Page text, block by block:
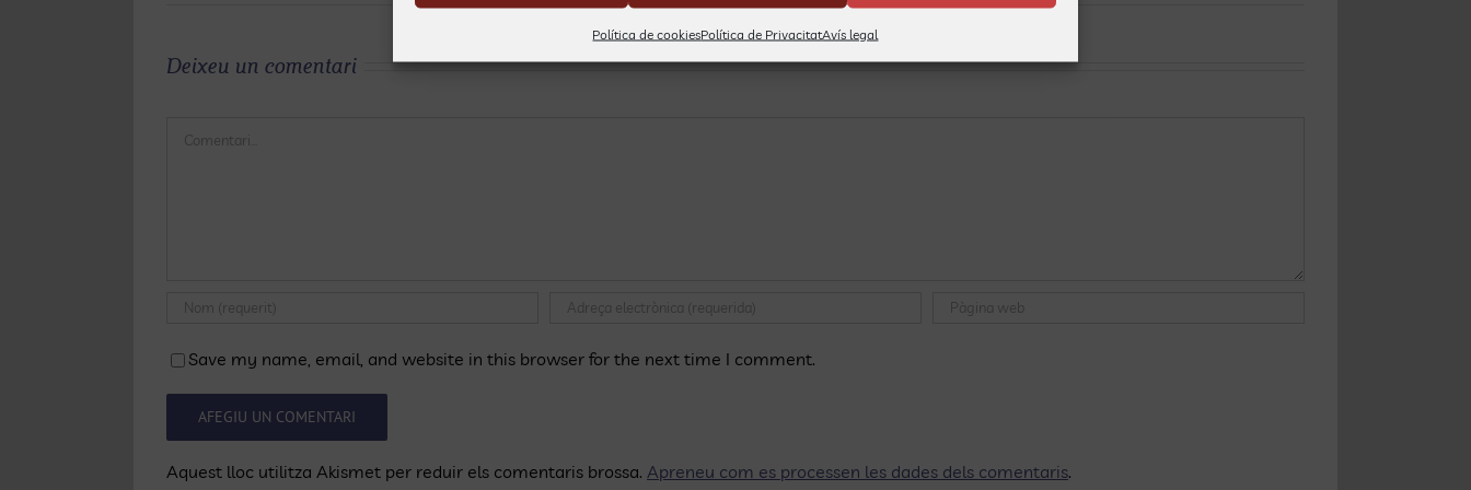
Política de cookiesPolítica de PrivacitatAvís legal
Deixeu un comentari
Save my name, email, and website in this browser for the next time I comment.
Aquest lloc utilitza Akismet per reduir els comentaris brossa. Apreneu com es processen les dades dels comentaris.